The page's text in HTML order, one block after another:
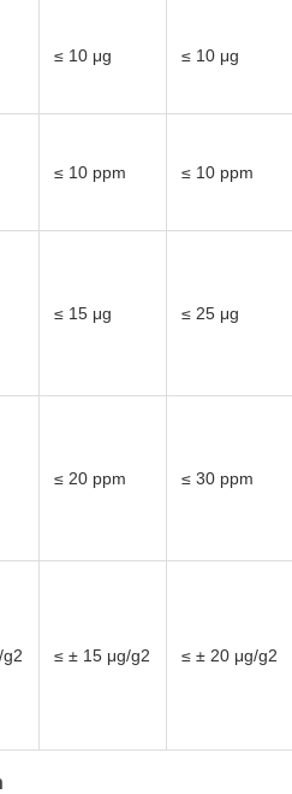
≤ 10 μg ≤ 10 μg
≤ 10 ppm ≤ 10 ppm
≤ 15 μg ≤ 25 μg
≤ 20 ppm ≤ 30 ppm
≤ ± 15 μg/g2 ≤ ± 20 μg/g2